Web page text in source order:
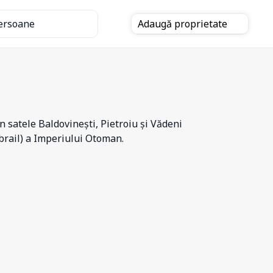
Adaugă proprietate
satele Baldovinești, Pietroiu și Vădeni
a Imperiului Otoman.